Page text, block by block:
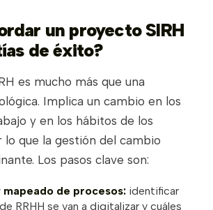
un proyecto SIRH
de éxito?
es mucho más que una
Implica un cambio en los
y en los hábitos de los
lo que la gestión del cambio
Los pasos clave son:
de procesos:identificar
RRHH se van a digitalizar y cuáles